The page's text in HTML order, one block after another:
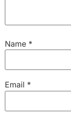
Name *
Email *